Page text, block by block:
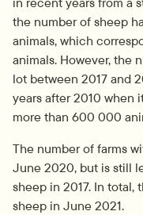
the number of sheep
animals, which
animals. However, the
lot between 2017 and
years after 2010 when
more than 600 000
The number of farms
June 2020, but is still
sheep in 2017. In total,
sheep in June 2021.